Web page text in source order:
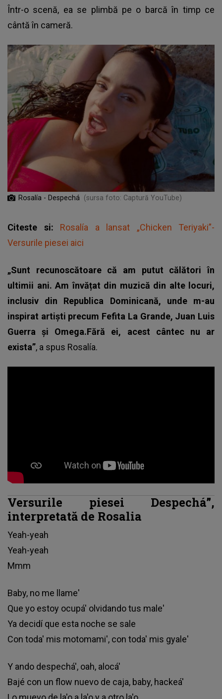
Într-o scenă, ea se plimbă pe o barcă în timp ce
cântă în cameră.
Rosalía - Despechá (sursa foto: Captură YouTube)
Citeste si: Rosalía a lansat „Chicken Teriyaki”-
Versurile piesei aici
„Sunt recunoscătoare că am putut călători în
ultimii ani. Am învățat din muzică din alte locuri,
inclusiv din Republica Dominicană, unde m-au
inspirat artiști precum Fefita La Grande, Juan Luis
Guerra și Omega.Fără ei, acest cântec nu ar
exista”, a spus Rosalía.
Versurile piesei Despechá”,
interpretată de Rosalia
Yeah-yeah
Yeah-yeah
Mmm
Baby, no me llame'
Que yo estoy ocupá' olvidando tus male'
Ya decidí que esta noche se sale
Con toda' mis motomami', con toda' mis gyale'
Y ando despechá', oah, alocá'
Bajé con un flow nuevo de caja, baby, hackeá'